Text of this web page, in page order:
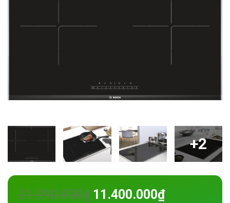
+2
21.990.000₫ 11.400.000₫